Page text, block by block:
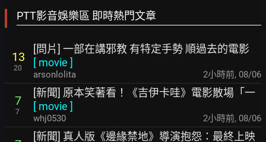
PTT影音娛樂區 即時熱門文章
13
20
[問片] 一部在講邪教 有特定手勢 順過去的電影
[ movie ]
arsonlolita 2小時前, 08/06
7
7
[新聞] 原本笑著看！《吉伊卡哇》電影散場「一
[ movie ]
whj0530 2小時前, 08/06
[新聞] 真人版《邊緣禁地》導演抱怨：最終上映